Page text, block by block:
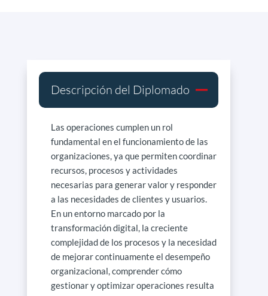
Descripción del Diplomado
Las operaciones cumplen un rol
fundamental en el funcionamiento de las
organizaciones, ya que permiten coordinar
recursos, procesos y actividades
necesarias para generar valor y responder
a las necesidades de clientes y usuarios.
En un entorno marcado por la
transformación digital, la creciente
complejidad de los procesos y la necesidad
de mejorar continuamente el desempeño
organizacional, comprender cómo
gestionar y optimizar operaciones resulta